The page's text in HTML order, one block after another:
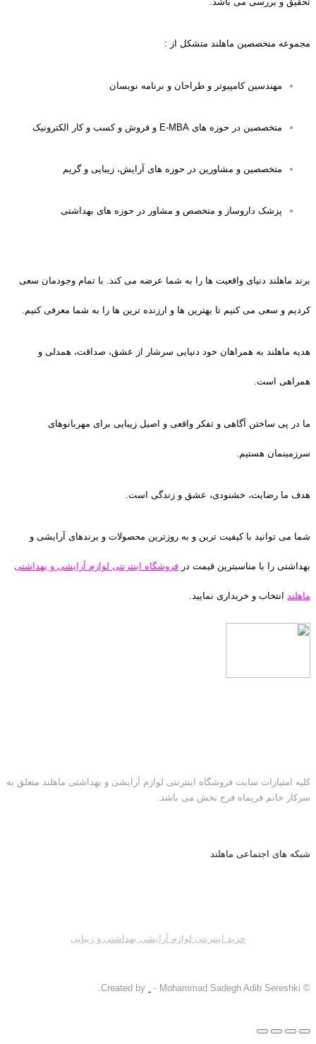
مجموعه متخصصین ماهلند متشکل از :
مهندسین کامپیوتر و طراحان و برنامه نویسان
متخصصین در حوزه های E-MBA و فروش و کسب و کار الکترونیک
متخصصین و مشاورین در حوزه های آرایش، زیبایی و گریم
پزشک داروساز و متخصص و مشاور در حوزه های بهداشتی
برند ماهلند دنیای واقعیت ها را به شما عرضه می کند. با تمام وجودمان سعی
کردیم و سعی می کنیم تا بهترین ها و ارزنده ترین ها را به شما معرفی کنیم.
هدیه ماهلند به همراهان خود دنیایی سرشار از عشق، صداقت، همدلی و
همراهی است.
ما در پی ساختن آگاهی و تفکر واقعی و اصیل زیبایی برای مهربانوهای
سرزمینمان هستیم.
هدف ما رضایت، خشنودی، عشق و زندگی است.
شما می توانید با کیفیت ترین و به روزترین محصولات و برندهای آرایشی و
بهداشتی را با مناسبترین قیمت در فروشگاه اینترنتی لوازم آرایشی و بهداشتی
ماهلند انتخاب و خریداری نمایید.
کلیه امتیازات سایت فروشگاه اینترنتی لوازم آرایشی و بهداشتی ماهلند متعلق به
سرکار خانم فریماه فرح بخش می باشد.
شبکه های اجتماعی ماهلند
خرید اینترنتی لوازم آرایشی بهداشتی و زیبایی
© Created by
- Mohammad Sadegh Adib Sereshki.